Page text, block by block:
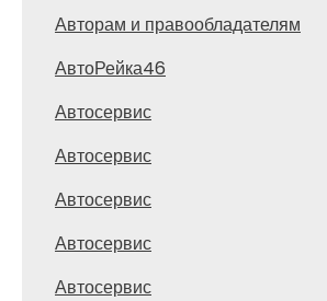
Авторам и правообладателям
АвтоРейка46
Автосервис
Автосервис
Автосервис
Автосервис
Автосервис